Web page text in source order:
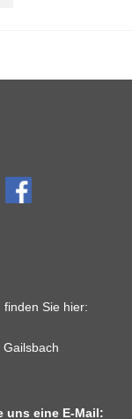
finden Sie hier:
uns eine E-Mail: